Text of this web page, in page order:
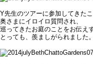
Y先生のツアーに参加してきたこ
奥さまにイロイロ質問され、
巡ってきたお庭のことをお伝え
とっても、羨ましがられました。